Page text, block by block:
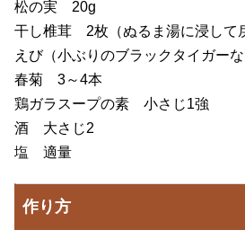
松の実 20g
干し椎茸 2枚（ぬるま湯に浸して
えび（小ぶりのブラックタイガー
春菊 3～4本
鶏ガラスープの素 小さじ1強
酒 大さじ2
塩 適量
作り方